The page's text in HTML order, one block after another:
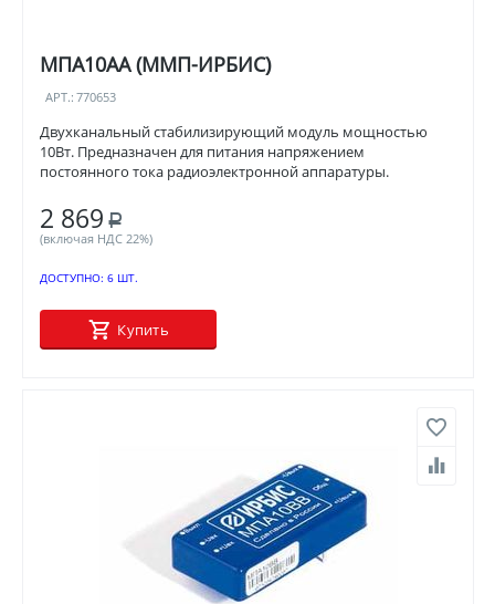
МПА10АА (ММП-ИРБИС)
АРТ.: 770653
Двухканальный стабилизирующий модуль мощностью
10Вт. Предназначен для питания напряжением
постоянного тока радиоэлектронной аппаратуры.
2 869 Р
(включая НДС 22%)
ДОСТУПНО: 6 ШТ.
Купить